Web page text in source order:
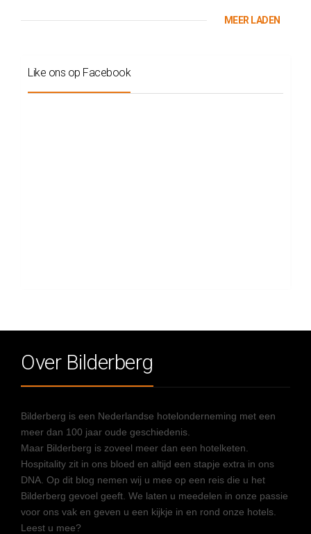
MEER LADEN
Like ons op Facebook
Over Bilderberg
Bilderberg is een Nederlandse hotelonderneming met een
meer dan 100 jaar oude geschiedenis.
Maar Bilderberg is zoveel meer dan een hotelketen.
Hospitality zit in ons bloed en altijd een stapje extra in ons
DNA. Op dit blog nemen wij u mee op een reis die u het
Bilderberg gevoel geeft. We laten u meedelen in onze passie
voor ons vak en geven u een kijkje in en rond onze hotels.
Leest u mee?